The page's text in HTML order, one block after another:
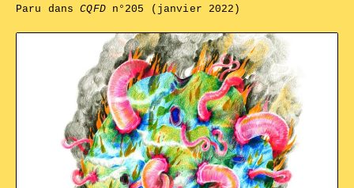
Paru dansCQFDn°205 (janvier 2022)